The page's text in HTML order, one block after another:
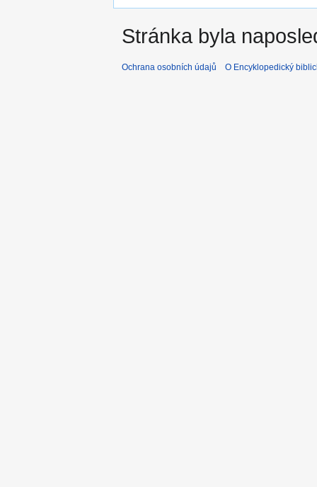
Stránka byla
Ochrana osobních údajů O Encyklopedický